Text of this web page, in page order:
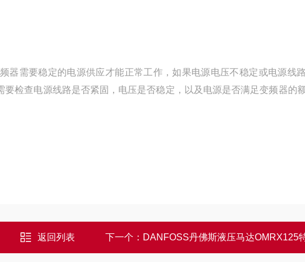
器需要稳定的电源供应才能正常工作，如果电源电压不稳定或电源线
检查电源线路是否紧固，电压是否稳定，以及电源是否满足变频器的
返回列表 下一个： DANFOSS丹佛斯液压马达OMRX125